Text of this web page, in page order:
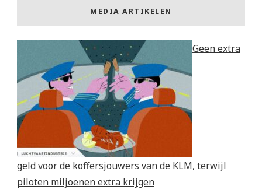
MEDIA ARTIKELEN
Geen extra
geld voor de koffersjouwers van de KLM, terwijl
piloten miljoenen extra krijgen